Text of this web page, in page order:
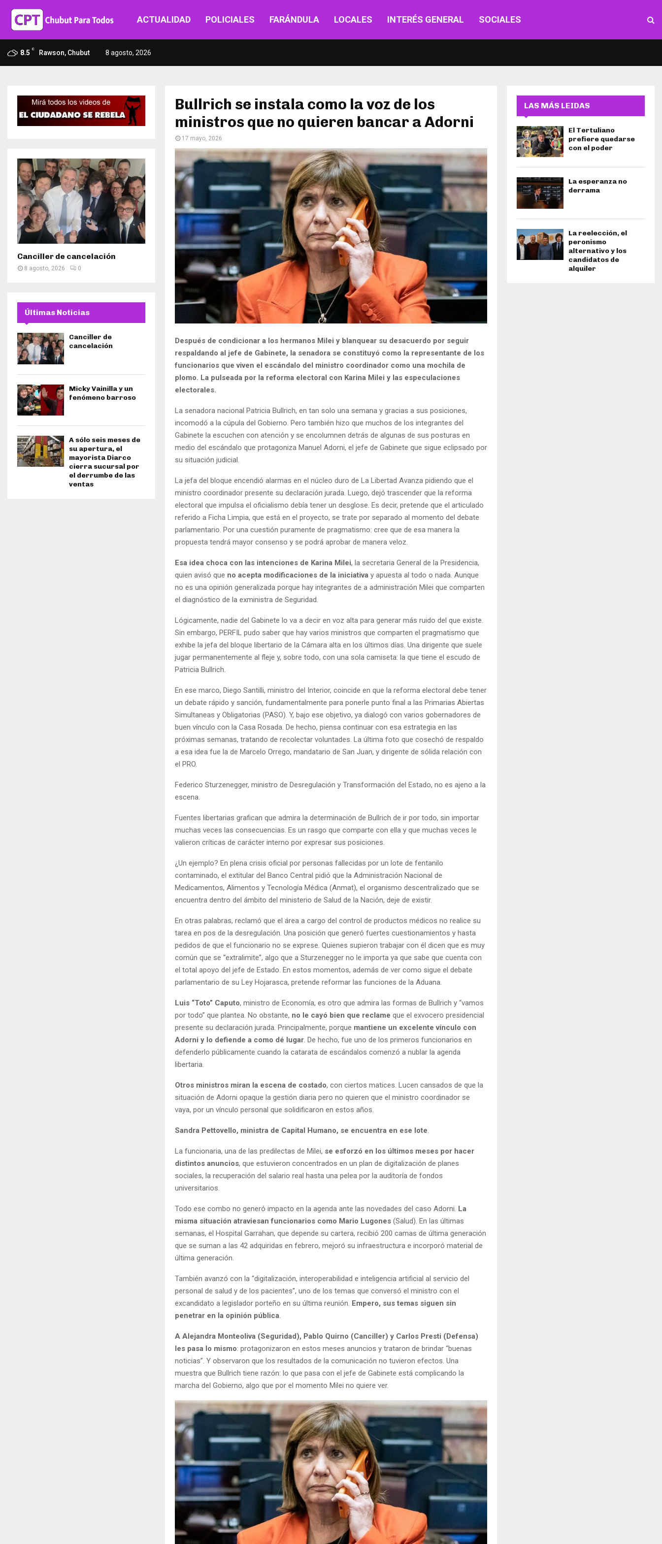
ACTUALIDAD POLICIALES FARÁNDULA LOCALES INTERÉS GENERAL SOCIALES
8.5 C Rawson, Chubut 8 agosto, 2026
Bullrich se instala como la voz de los
ministros que no quieren bancar a Adorni
17 mayo, 2026
Después de condicionar a los hermanos Milei y blanquear su desacuerdo por seguir
respaldando al jefe de Gabinete, la senadora se constituyó como la representante de los
funcionarios que viven el escándalo del ministro coordinador como una mochila de
plomo. La pulseada por la reforma electoral con Karina Milei y las especulaciones
electorales.
La senadora nacional Patricia Bullrich, en tan solo una semana y gracias a sus posiciones,
incomodó a la cúpula del Gobierno. Pero también hizo que muchos de los integrantes del
Gabinete la escuchen con atención y se encolumnen detrás de algunas de sus posturas en
medio del escándalo que protagoniza Manuel Adorni, el jefe de Gabinete que sigue eclipsado por
su situación judicial.
La jefa del bloque encendió alarmas en el núcleo duro de La Libertad Avanza pidiendo que el
ministro coordinador presente su declaración jurada. Luego, dejó trascender que la reforma
electoral que impulsa el oficialismo debía tener un desglose. Es decir, pretende que el articulado
referido a Ficha Limpia, que está en el proyecto, se trate por separado al momento del debate
parlamentario. Por una cuestión puramente de pragmatismo: cree que de esa manera la
propuesta tendrá mayor consenso y se podrá aprobar de manera veloz.
Esa idea choca con las intenciones de Karina Milei, la secretaria General de la Presidencia,
quien avisó que no acepta modificaciones de la iniciativa y apuesta al todo o nada. Aunque
no es una opinión generalizada porque hay integrantes de a administración Milei que comparten
el diagnóstico de la exministra de Seguridad.
Lógicamente, nadie del Gabinete lo va a decir en voz alta para generar más ruido del que existe.
Sin embargo, PERFIL pudo saber que hay varios ministros que comparten el pragmatismo que
exhibe la jefa del bloque libertario de la Cámara alta en los últimos días. Una dirigente que suele
jugar permanentemente al fleje y, sobre todo, con una sola camiseta: la que tiene el escudo de
Patricia Bullrich.
En ese marco, Diego Santilli, ministro del Interior, coincide en que la reforma electoral debe tener
un debate rápido y sanción, fundamentalmente para ponerle punto final a las Primarias Abiertas
Simultaneas y Obligatorias (PASO). Y, bajo ese objetivo, ya dialogó con varios gobernadores de
buen vínculo con la Casa Rosada. De hecho, piensa continuar con esa estrategia en las
próximas semanas, tratando de recolectar voluntades. La última foto que cosechó de respaldo
a esa idea fue la de Marcelo Orrego, mandatario de San Juan, y dirigente de sólida relación con
el PRO.
Federico Sturzenegger, ministro de Desregulación y Transformación del Estado, no es ajeno a la
escena.
Fuentes libertarias grafican que admira la determinación de Bullrich de ir por todo, sin importar
muchas veces las consecuencias. Es un rasgo que comparte con ella y que muchas veces le
valieron críticas de carácter interno por expresar sus posiciones.
¿Un ejemplo? En plena crisis oficial por personas fallecidas por un lote de fentanilo
contaminado, el extitular del Banco Central pidió que la Administración Nacional de
Medicamentos, Alimentos y Tecnología Médica (Anmat), el organismo descentralizado que se
encuentra dentro del ámbito del ministerio de Salud de la Nación, deje de existir.
En otras palabras, reclamó que el área a cargo del control de productos médicos no realice su
tarea en pos de la desregulación. Una posición que generó fuertes cuestionamientos y hasta
pedidos de que el funcionario no se exprese. Quienes supieron trabajar con él dicen que es muy
común que se “extralimite”, algo que a Sturzenegger no le importa ya que sabe que cuenta con
el total apoyo del jefe de Estado. En estos momentos, además de ver como sigue el debate
parlamentario de su Ley Hojarasca, pretende reformar las funciones de la Aduana.
Luis “Toto” Caputo, ministro de Economía, es otro que admira las formas de Bullrich y “vamos
por todo” que plantea. No obstante, no le cayó bien que reclame que el exvocero presidencial
presente su declaración jurada. Principalmente, porque mantiene un excelente vínculo con
Adorni y lo defiende a como dé lugar . De hecho, fue uno de los primeros funcionarios en
defenderlo públicamente cuando la catarata de escándalos comenzó a nublar la agenda
libertaria.
Otros ministros miran la escena de costado, con ciertos matices. Lucen cansados de que la
situación de Adorni opaque la gestión diaria pero no quieren que el ministro coordinador se
vaya, por un vínculo personal que solidificaron en estos años.
Sandra Pettovello, ministra de Capital Humano, se encuentra en ese lote
La funcionaria, una de las predilectas de Milei, se esforzó en los últimos meses por hacer
distintos anuncios, que estuvieron concentrados en un plan de digitalización de planes
sociales, la recuperación del salario real hasta una pelea por la auditoría de fondos
universitarios.
Todo ese combo no generó impacto en la agenda ante las novedades del caso Adorni. La
misma situación atraviesan funcionarios como Mario Lugones (Salud). En las últimas
semanas, el Hospital Garrahan, que depende su cartera, recibió 200 camas de última generación
que se suman a las 42 adquiridas en febrero, mejoró su infraestructura e incorporó material de
última generación.
También avanzó con la “digitalización, interoperabilidad e inteligencia artificial al servicio del
personal de salud y de los pacientes”, uno de los temas que conversó el ministro con el
excandidato a legislador porteño en su última reunión. Empero, sus temas siguen sin
penetrar en la opinión pública
A Alejandra Monteoliva (Seguridad), Pablo Quirno (Canciller) y Carlos Presti (Defensa)
les pasa lo mismo: protagonizaron en estos meses anuncios y trataron de brindar “buenas
noticias”. Y observaron que los resultados de la comunicación no tuvieron efectos. Una
muestra que Bullrich tiene razón: lo que pasa con el jefe de Gabinete está complicando la
marcha del Gobierno, algo que por el momento Milei no quiere ver.
Canciller de cancelación
8 agosto, 2026 0
Últimas Noticias
Canciller de
cancelación
Micky Vainilla y un
fenómeno barroso
A sólo seis meses de
su apertura, el
mayorista Diarco
cierra sucursal por
el derrumbe de las
ventas
LAS MÁS LEIDAS
El Tertuliano
prefiere quedarse
con el poder
La esperanza no
derrama
La reelección, el
peronismo
alternativo y los
candidatos de
alquiler